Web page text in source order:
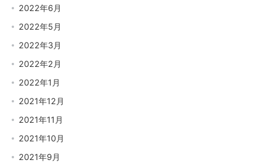
2022年6月
2022年5月
2022年3月
2022年2月
2022年1月
2021年12月
2021年11月
2021年10月
2021年9月